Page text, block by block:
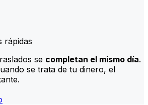
rápidas
se completan el mismo día.
se trata de tu dinero, el